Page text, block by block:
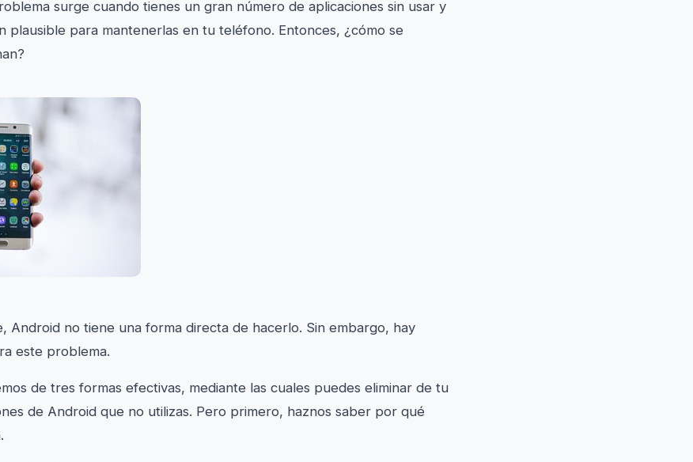
surge cuando tienes un gran número de aplicaciones sin usar y
plausible para mantenerlas en tu teléfono. Entonces, ¿cómo se
Android no tiene una forma directa de hacerlo. Sin embargo, hay
este problema.
de tres formas efectivas, mediante las cuales puedes eliminar de tu
de Android que no utilizas. Pero primero, haznos saber por qué